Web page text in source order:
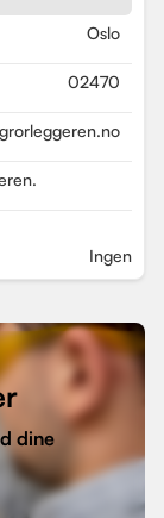
Oslo
02470
Ingen
dine